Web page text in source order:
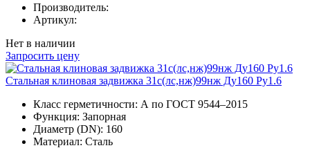
Производитель:
Артикул:
Нет в наличии
Запросить цену
Стальная клиновая задвижка 31с(лс,нж)99нж Ду160 Ру1.6
Класс герметичности: А по ГОСТ 9544–2015
Функция: Запорная
Диаметр (DN): 160
Материал: Сталь